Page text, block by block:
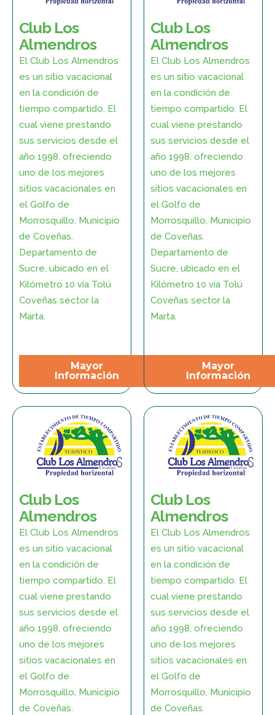
Club Los
Almendros
El Club Los Almendros
es un sitio vacacional
en la condición de
tiempo compartido. El
cual viene prestando
sus servicios desde el
año 1998, ofreciendo
uno de los mejores
sitios vacacionales en
el Golfo de
Morrosquillo, Municipio
de Coveñas.
Departamento de
Sucre, ubicado en el
Kilómetro 10 vía Tolú
Coveñas sector la
Marta.
Mayor
Información
Club Los
Almendros
El Club Los Almendros
es un sitio vacacional
en la condición de
tiempo compartido. El
cual viene prestando
sus servicios desde el
año 1998, ofreciendo
uno de los mejores
sitios vacacionales en
el Golfo de
Morrosquillo, Municipio
de Coveñas.
Departamento de
Sucre, ubicado en el
Kilómetro 10 vía Tolú
Coveñas sector la
Marta.
Mayor
Información
Club Los
Almendros
El Club Los Almendros
es un sitio vacacional
en la condición de
tiempo compartido. El
cual viene prestando
sus servicios desde el
año 1998, ofreciendo
uno de los mejores
sitios vacacionales en
el Golfo de
Morrosquillo, Municipio
de Coveñas.
Club Los
Almendros
El Club Los Almendros
es un sitio vacacional
en la condición de
tiempo compartido. El
cual viene prestando
sus servicios desde el
año 1998, ofreciendo
uno de los mejores
sitios vacacionales en
el Golfo de
Morrosquillo, Municipio
de Coveñas.